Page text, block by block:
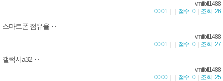
vmffotl1488
00:01
점수 : 0｜ 조회 : 26
스마트폰 점유율
vmffotl1488
00:01
점수 : 0｜ 조회 : 27
갤럭시a32
vmffotl1488
00:00｜ 점수 : 0｜ 조회 : 25